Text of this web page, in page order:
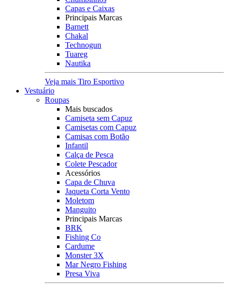
Capas e Caixas
Principais Marcas
Barnett
Chakal
Technogun
Tuareg
Nautika
Veja mais Tiro Esportivo
Vestuário
Roupas
Mais buscados
Camiseta sem Capuz
Camisetas com Capuz
Camisas com Botão
Infantil
Calça de Pesca
Colete Pescador
Acessórios
Capa de Chuva
Jaqueta Corta Vento
Moletom
Manguito
Principais Marcas
BRK
Fishing Co
Cardume
Monster 3X
Mar Negro Fishing
Presa Viva